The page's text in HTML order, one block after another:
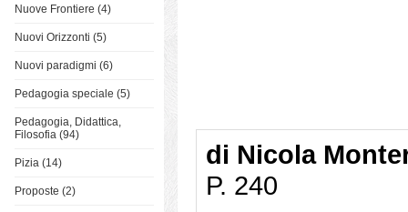
Nuove Frontiere (4)
Nuovi Orizzonti (5)
Nuovi paradigmi (6)
Pedagogia speciale (5)
Pedagogia, Didattica,
Filosofia (94)
Pizia (14)
Proposte (2)
di Nicola
P. 240